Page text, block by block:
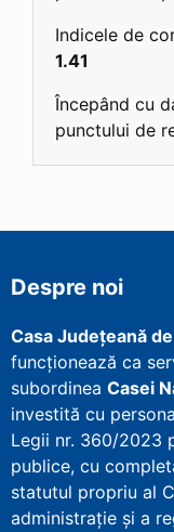
Indicele de
1.41
Începând cu
punctului de
Despre noi
Casa Județeană
funcționează ca
subordinea Casei
investită cu
Legii nr. 360/2023
publice, cu
statutul propriu al
administrație și a